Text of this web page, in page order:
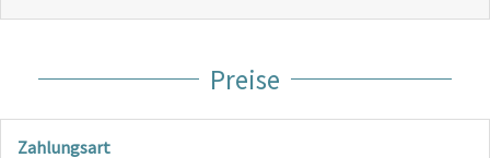
Preise
Zahlungsart